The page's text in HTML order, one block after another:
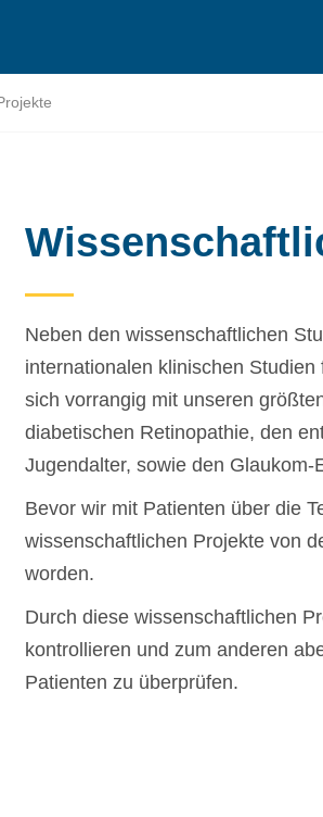
Neben den wissenschaftlichen
internationalen klinischen
sich vorrangig mit unseren
diabetischen Retinopathie, den
Jugendalter, sowie den Glaukom-
Bevor wir mit Patienten über die
wissenschaftlichen Projekte von
worden.
Durch diese wissenschaftlichen
kontrollieren und zum anderen
Patienten zu überprüfen.